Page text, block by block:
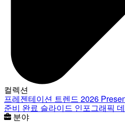
컬렉션
프레젠테이션 트렌드 2026
준비 완료 슬라이드 인포그래픽
분야